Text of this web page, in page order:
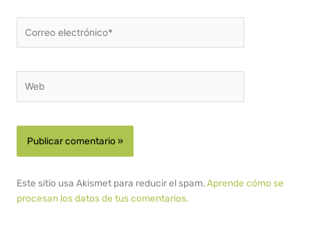
electrónico*
Este sitio usa Akismet para reducir el spam.Aprende cómo se
procesan los datos de tus comentarios.